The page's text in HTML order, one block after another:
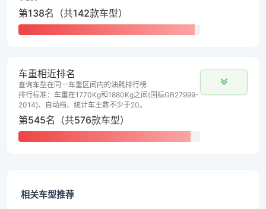
第138名（共142款车型）
车重相近排名
查询车型在同一车重区间内的油耗排行榜
排行标准：车重在1770Kg和1880Kg之间(国标GB27999-
2014)、自动档、统计车主数不少于20。
第545名（共576款车型）
相关车型推荐